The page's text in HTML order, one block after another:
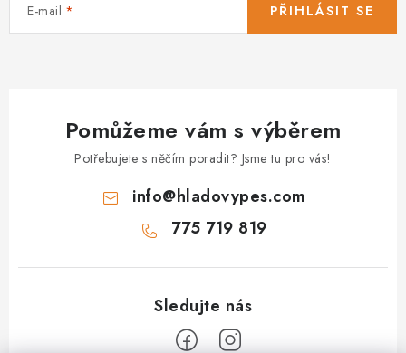
E-mail PŘIHLÁSIT SE
Pomůžeme vám s výběrem
Potřebujete s něčím poradit? Jsme tu pro vás!
info@hladovypes.com
775 719 819